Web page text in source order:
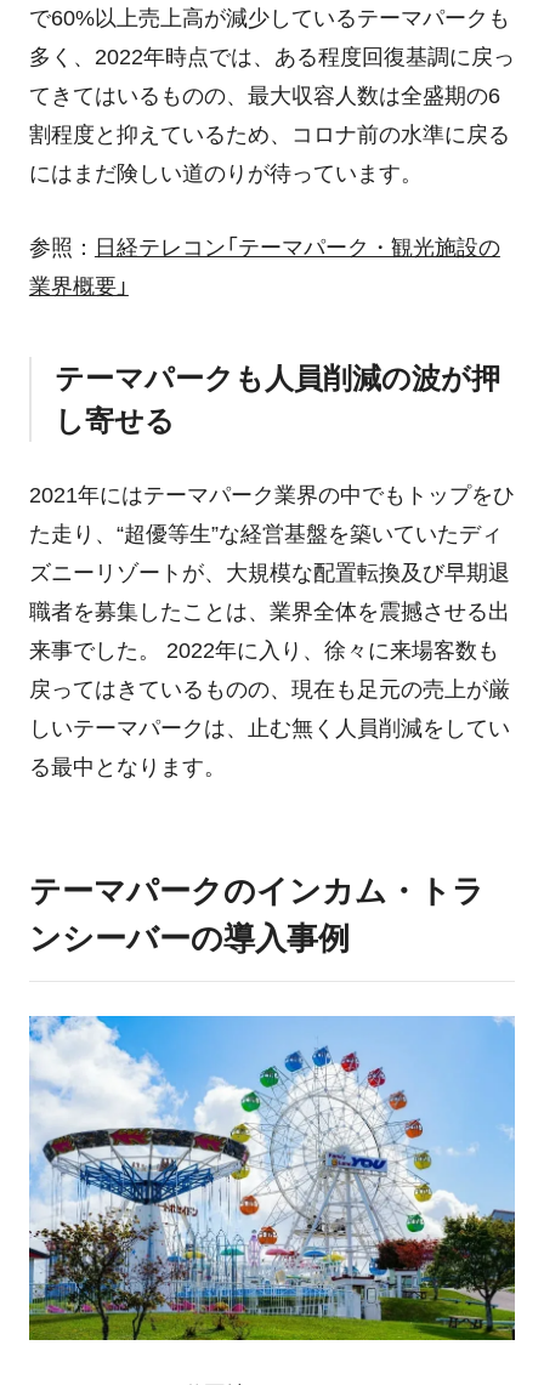
で60%以上売上高が減少しているテーマパークも
多く、2022年時点では、ある程度回復基調に戻っ
てきてはいるものの、最大収容人数は全盛期の6
割程度と抑えているため、コロナ前の水準に戻る
にはまだ険しい道のりが待っています。
参照： 日経テレコン「テーマパーク・観光施設の
業界概要」
テーマパークも人員削減の波が押
し寄せる
2021年にはテーマパーク業界の中でもトップをひ
た走り、“超優等生”な経営基盤を築いていたディ
ズニーリゾートが、大規模な配置転換及び早期退
職者を募集したことは、業界全体を震撼させる出
来事でした。 2022年に入り、徐々に来場客数も
戻ってはきているものの、現在も足元の売上が厳
しいテーマパークは、止む無く人員削減をしてい
る最中となります。
テーマパークのインカム・トラ
ンシーバーの導入事例